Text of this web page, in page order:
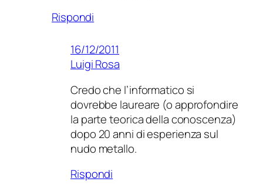
Rispondi
16/12/2011
Luigi Rosa
Credo che l’informatico si
dovrebbe laureare (o approfondire
la parte teorica della conoscenza)
dopo 20 anni di esperienza sul
nudo metallo.
Rispondi